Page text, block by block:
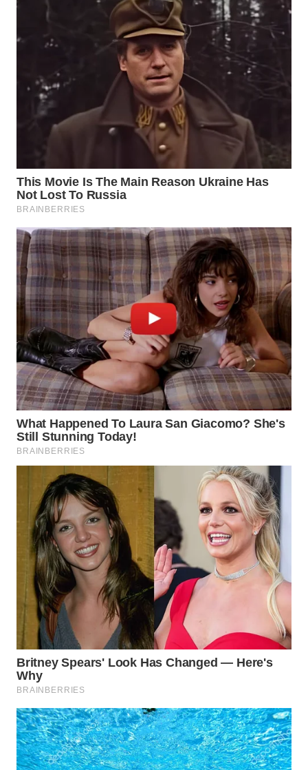
MALUKU
WN
WN
DAIRI
TOBA
WN
NIAS
WN
LANGKAT
WN
TAPANULI
SELATAN
WN
TANJUNG
LESUNG
WN
WN
SIMALUNGUN
WN
LABUHANBATU
WN
TAPANULI
TENGAH
WN DELI
SERDANG
WN
TEBING
TINGGI